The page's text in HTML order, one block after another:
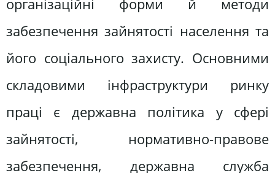
організаційні форми й методи
забезпечення зайнятості населення та
його соціального захисту. Основними
складовими інфраструктури ринку
праці є державна політика у сфері
зайнятості, нормативно-правове
забезпечення, державна служба